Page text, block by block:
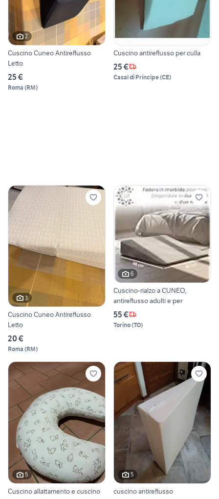
2
Cuscino Cuneo Antireflusso
Letto
25 €
Roma (RM)
Cuscino antireflusso per culla
25 €
Casal di Principe(CE)
3
Cuscino Cuneo Antireflusso
Letto
20 €
Roma (RM)
6
Cuscino-rialzo a CUNEO,
antireflusso adulti e per
55 €
Torino(TO)
5
Cuscino allattamento e cuscino
5
cuscino antireflusso